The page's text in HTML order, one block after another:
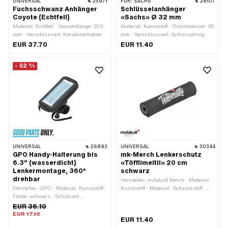
UNIVERSAL 25971
Fuchsschwanz Anhänger
Coyote (Echtfell)
Material: Echtfell · Gesamtlänge: 300
mm · Verschlussart: Karabinerhaken
EUR 37.70
FÜR: SACHS 28107
Schlüsselanhänger
«Sachs» Ø 32 mm
Material: Kunststoff · Durchmesser: 32
mm · Verschlussart: Schlüsselring
EUR 11.40
- 52 %
UNIVERSAL 26893
GPO Handy-Halterung bis
6.3" (wasserdicht)
Lenkermontage, 360°
drehbar
Hersteller: GPO · Material: Kunststoff ·
Farbe: schwarz · Schutzart:
wasserdicht · Bildschirmdiagonale: 1 -
6.3 " · Breite Lenkerklemme: 27 mm ·
EUR 36.10
EUR 17.10
UNIVERSAL 30344
mk-Merch Lenkerschutz
«Töfflimeitli» 20 cm
schwarz
Hersteller: mofakult Merch · Material:
Kunststoff · Material: Schaumstoff ·
EUR 11.40